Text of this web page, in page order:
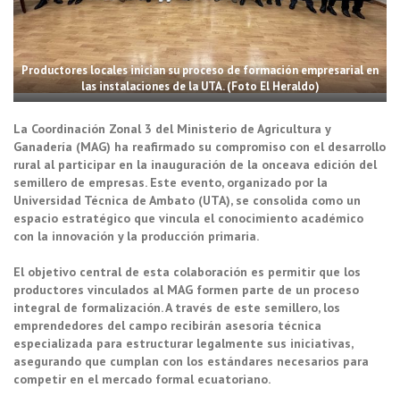
Productores locales inician su proceso de formación empresarial en
las instalaciones de la UTA. (Foto El Heraldo)
La Coordinación Zonal 3 del Ministerio de Agricultura y
Ganadería (MAG) ha reafirmado su compromiso con el desarrollo
rural al participar en la inauguración de la onceava edición del
semillero de empresas. Este evento, organizado por la
Universidad Técnica de Ambato (UTA), se consolida como un
espacio estratégico que vincula el conocimiento académico
con la innovación y la producción primaria.
El objetivo central de esta colaboración es permitir que los
productores vinculados al MAG formen parte de un proceso
integral de formalización. A través de este semillero, los
emprendedores del campo recibirán asesoría técnica
especializada para estructurar legalmente sus iniciativas,
asegurando que cumplan con los estándares necesarios para
competir en el mercado formal ecuatoriano.